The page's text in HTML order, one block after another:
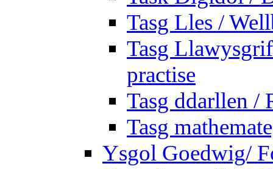
Tasg Lles /
Tasg
practise
Tasg ddarllen /
Tasg
Ysgol Goedwig/